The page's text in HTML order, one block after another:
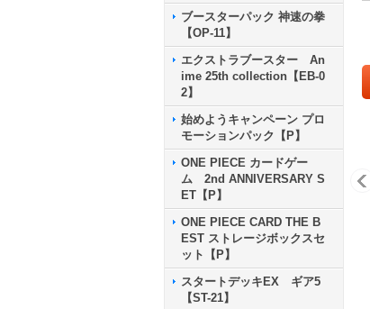
ブースターパック 神速の拳
【OP-11】
エクストラブースター An
ime 25th collection【EB-0
2】
始めようキャンペーン プロ
モーションパック【P】
ONE PIECE カードゲー
ム 2nd ANNIVERSARY S
ET【P】
ONE PIECE CARD THE B
EST ストレージボックスセ
ット【P】
スタートデッキEX ギア5
【ST-21】